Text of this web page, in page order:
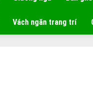
Vách ngăn trang trí